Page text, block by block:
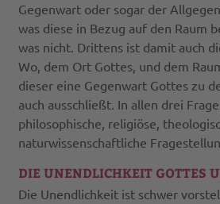
Gegenwart oder sogar der
was diese in Bezug auf den Raum
was nicht. Drittens ist damit auch
Wo, dem Ort Gottes, und dem
dieser eine Gegenwart Gottes zu
auch ausschließt. In allen drei
philosophische, religiöse,
naturwissenschaftliche
DIE UNENDLICHKEIT GOTTES
Die Unendlichkeit ist schwer